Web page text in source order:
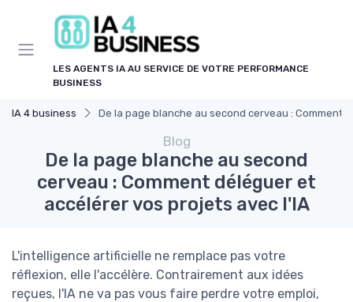
LES AGENTS IA AU SERVICE DE VOTRE PERFORMANCE
BUSINESS
IA 4 business De la page blanche au second cerveau : Comment
Blog
De la page blanche au second
cerveau : Comment déléguer et
accélérer vos projets avec l'IA
L'intelligence artificielle ne remplace pas votre
réflexion, elle l'accélère. Contrairement aux idées
reçues, l'IA ne va pas vous faire perdre votre emploi,